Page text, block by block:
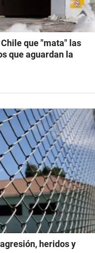
que "mata" las
que aguardan la
heridos y